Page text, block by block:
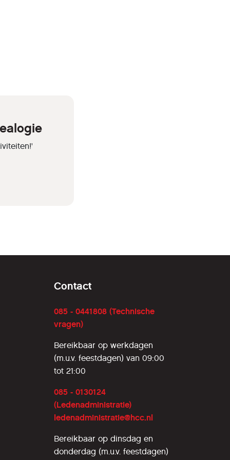
Contact
085 - 0441808 (Technische
vragen)
Bereikbaar op werkdagen
(m.u.v. feestdagen) van 09:00
tot 21:00
085 - 0130124
(Ledenadministratie)
ledenadministratie@hcc.nl
Bereikbaar op dinsdag en
donderdag (m.u.v. feestdagen)